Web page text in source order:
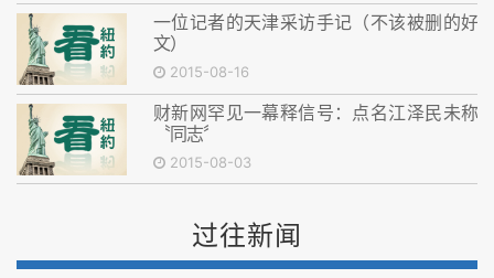
一位记者的天津采访手记（不该被删的好
文）
2015-08-16
财新网罕见一幕释信号：点名江泽民未称
〝同志〞
2015-08-03
过往新闻